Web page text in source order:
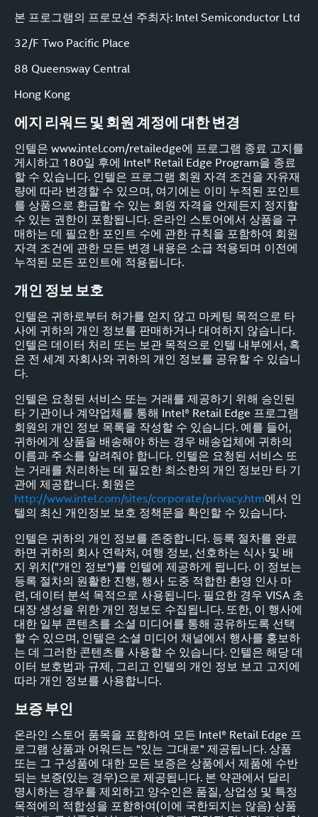
본 프로그램의 프로모션 주최자: Intel Semiconductor Ltd
32/F Two Pacific Place
88 Queensway Central
Hong Kong
에지 리워드 및 회원 계정에 대한 변경
인텔은 www.intel.com/retailedge에 프로그램 종료 고지를
게시하고 180일 후에 Intel® Retail Edge Program을 종료
할 수 있습니다. 인텔은 프로그램 회원 자격 조건을 자유재
량에 따라 변경할 수 있으며, 여기에는 이미 누적된 포인트
를 상품으로 환급할 수 있는 회원 자격을 언제든지 정지할
수 있는 권한이 포함됩니다. 온라인 스토어에서 상품을 구
매하는 데 필요한 포인트 수에 관한 규칙을 포함하여 회원
자격 조건에 관한 모든 변경 내용은 소급 적용되며 이전에
누적된 모든 포인트에 적용됩니다.
개인 정보 보호
인텔은 귀하로부터 허가를 얻지 않고 마케팅 목적으로 타
사에 귀하의 개인 정보를 판매하거나 대여하지 않습니다.
인텔은 데이터 처리 또는 보관 목적으로 인텔 내부에서, 혹
은 전 세계 자회사와 귀하의 개인 정보를 공유할 수 있습니
다.
인텔은 요청된 서비스 또는 거래를 제공하기 위해 승인된
타 기관이나 계약업체를 통해 Intel® Retail Edge 프로그램
회원의 개인 정보 목록을 작성할 수 있습니다. 예를 들어,
귀하에게 상품을 배송해야 하는 경우 배송업체에 귀하의
이름과 주소를 알려줘야 합니다. 인텔은 요청된 서비스 또
는 거래를 처리하는 데 필요한 최소한의 개인 정보만 타 기
관에 제공합니다. 회원은
http://www.intel.com/sites/corporate/privacy.htm에서 인
텔의 최신 개인정보 보호 정책문을 확인할 수 있습니다.
인텔은 귀하의 개인 정보를 존중합니다. 등록 절차를 완료
하면 귀하의 회사 연락처, 여행 정보, 선호하는 식사 및 배
지 위치("개인 정보")를 인텔에 제공하게 됩니다. 이 정보는
등록 절차의 원활한 진행, 행사 도중 적합한 환영 인사 마
련, 데이터 분석 목적으로 사용됩니다. 필요한 경우 VISA 초
대장 생성을 위한 개인 정보도 수집됩니다. 또한, 이 행사에
대한 일부 콘텐츠를 소셜 미디어를 통해 공유하도록 선택
할 수 있으며, 인텔은 소셜 미디어 채널에서 행사를 홍보하
는 데 그러한 콘텐츠를 사용할 수 있습니다. 인텔은 해당 데
이터 보호법과 규제, 그리고 인텔의 개인 정보 보고 고지에
따라 개인 정보를 사용합니다.
보증 부인
온라인 스토어 품목을 포함하여 모든 Intel® Retail Edge 프
로그램 상품과 어워드는 "있는 그대로" 제공됩니다. 상품
또는 그 구성품에 대한 모든 보증은 상품에서 제품에 수반
되는 보증(있는 경우)으로 제공됩니다. 본 약관에서 달리
명시하는 경우를 제외하고 양수인은 품질, 상업성 및 특정
목적에의 적합성을 포함하여(이에 국한되지는 않음) 상품